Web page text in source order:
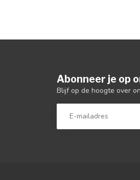
Abonneer je op
Blijf op de hoogte over